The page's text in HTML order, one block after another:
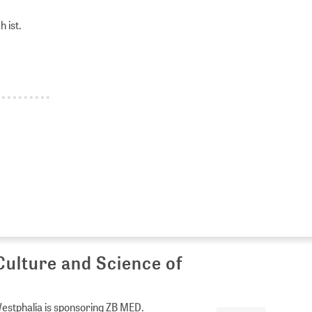
ist.
and Science of
is sponsoring ZB MED.